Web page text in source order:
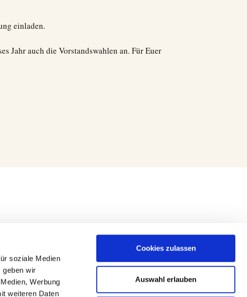
soziale Medien
geben wir
Werbung
weiteren Daten
Cookies zulassen
Auswahl erlauben
einladen.
Jahr auch die Vorstandswahlen an. Für Euer